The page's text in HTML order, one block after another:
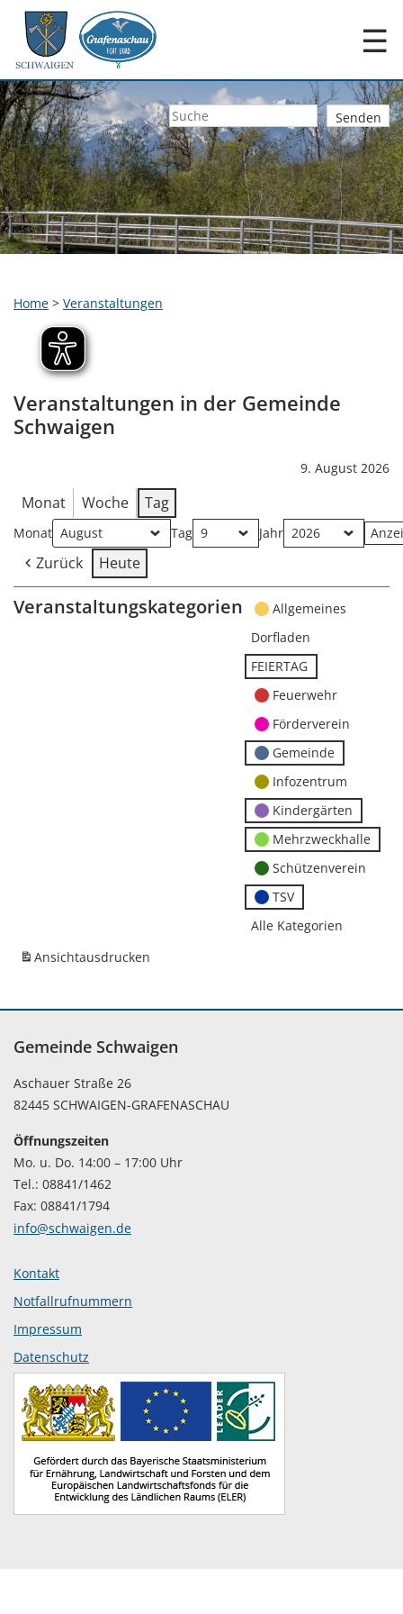
☰
Home > Veranstaltungen
Veranstaltungen in der Gemeinde
Schwaigen
9. August 2026
Monat Woche Tag
Monat Tag Jahr
Zurück Heute
Veranstaltungskategorien
Allgemeines
Dorfladen
FEIERTAG
Feuerwehr
Förderverein
Gemeinde
Infozentrum
Kindergärten
Mehrzweckhalle
Schützenverein
TSV
Alle Kategorien
Ansichtausdrucken
Gemeinde Schwaigen
Aschauer Straße 26
82445 SCHWAIGEN-GRAFENASCHAU
Öffnungszeiten
Mo. u. Do. 14:00 – 17:00 Uhr
Tel.: 08841/1462
Fax: 08841/1794
info@schwaigen.de
Kontakt
Notfallrufnummern
Impressum
Datenschutz